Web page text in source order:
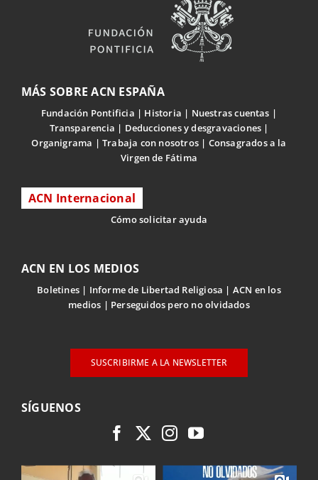
MÁS SOBRE ACN ESPAÑA
Fundación Pontificia Historia
Nuestras cuentas
Transparencia
Deducciones y desgravaciones
Organigrama
Trabaja con nosotros
Consagrados a la
Virgen de Fátima
ACN Internacional
Cómo solicitar ayuda
ACN EN LOS MEDIOS
Boletines Informe de Libertad Religiosa
ACN en los
medios
Perseguidos pero no olvidados
SUSCRIBIRME A LA NEWSLETTER
SÍGUENOS